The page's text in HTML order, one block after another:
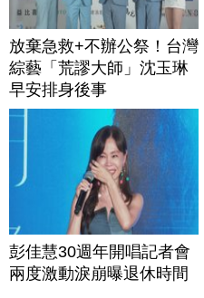
放棄急救+不辦公祭！台灣
綜藝「荒謬大師」沈玉琳
早安排身後事
彭佳慧30週年開唱記者會
兩度激動淚崩曝退休時間